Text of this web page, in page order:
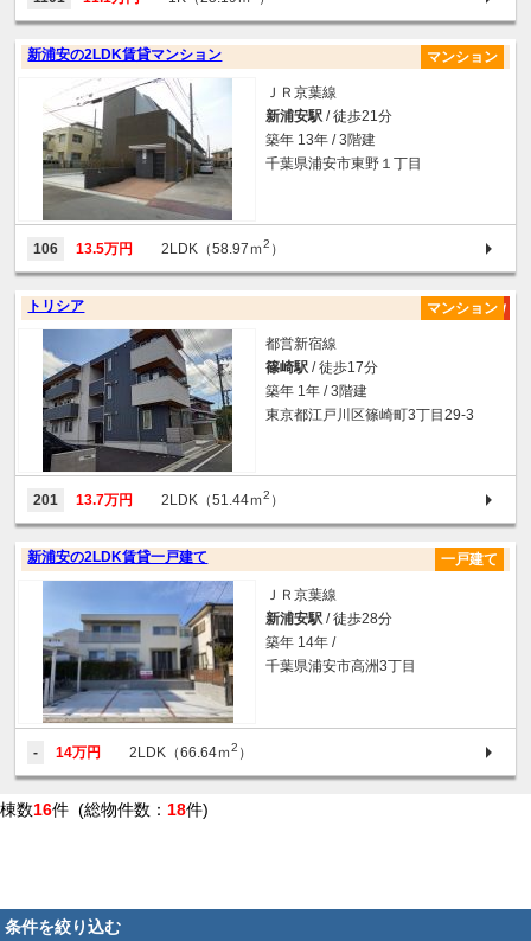
新浦安の2LDK賃貸マンション マンション
ＪＲ京葉線
新浦安駅 / 徒歩21分
築年 13年 / 3階建
千葉県浦安市東野１丁目
106 13.5万円 2LDK（58.97ｍ2 ）
トリシア マンション
都営新宿線
篠崎駅 / 徒歩17分
築年 1年 / 3階建
東京都江戸川区篠崎町3丁目29-3
201 13.7万円 2LDK（51.44ｍ2 ）
新浦安の2LDK賃貸一戸建て 一戸建て
ＪＲ京葉線
新浦安駅 / 徒歩28分
築年 14年 /
千葉県浦安市高洲3丁目
- 14万円 2LDK（66.64ｍ2 ）
棟数16件 (総物件数： 18件)
条件を絞り込む